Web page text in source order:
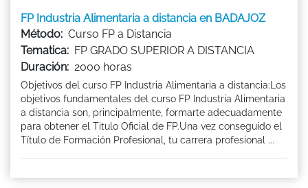
FP Industria Alimentaria a distancia en BADAJOZ
Método: Curso FP a Distancia
Tematica: FP GRADO SUPERIOR A DISTANCIA
Duración: 2000 horas
Objetivos del curso FP Industria Alimentaria a distancia:Los
objetivos fundamentales del curso FP Industria Alimentaria
a distancia son, principalmente, formarte adecuadamente
para obtener el Titulo Oficial de FP.Una vez conseguido el
Título de Formación Profesional, tu carrera profesional ...